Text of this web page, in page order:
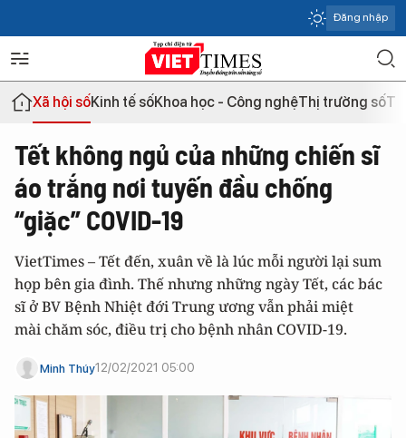
Đăng nhập
Xã hội sốKinh tế sốKhoa học - Công nghệThị trường số
Tết không ngủ của những chiến sĩ
áo trắng nơi tuyến đầu chống
“giặc” COVID-19
VietTimes – Tết đến, xuân về là lúc mỗi người lại sum
họp bên gia đình. Thế nhưng những ngày Tết, các bác
sĩ ở BV Bệnh Nhiệt đới Trung ương vẫn phải miệt
mài chăm sóc, điều trị cho bệnh nhân COVID-19.
Minh Thúy12/02/2021 05:00